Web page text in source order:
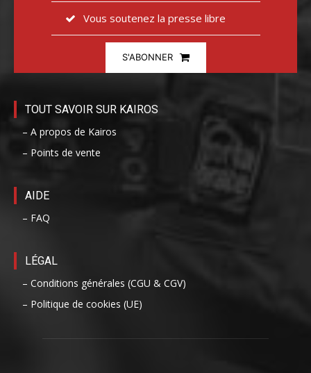
Vous soutenez la presse libre
S'ABONNER
TOUT SAVOIR SUR KAIROS
– A propos de Kairos
– Points de vente
AIDE
– FAQ
LÉGAL
– Conditions générales (CGU & CGV)
– Politique de cookies (UE)